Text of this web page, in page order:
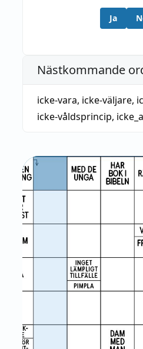
Ja
Nästkommande
icke-vara, icke-väljare,
icke-våldsprincip,